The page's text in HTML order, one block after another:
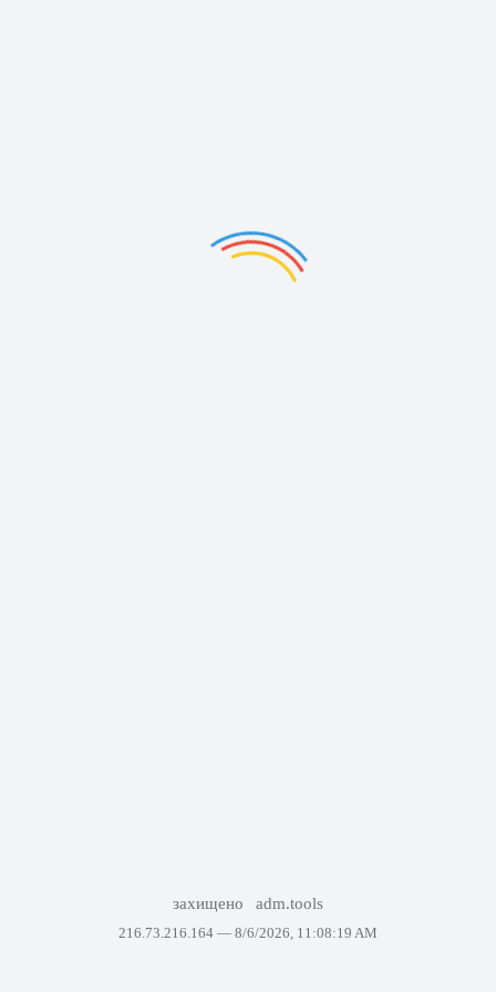
захищено adm.tools
216.73.216.164 — 8/6/2026, 11:08:19 AM